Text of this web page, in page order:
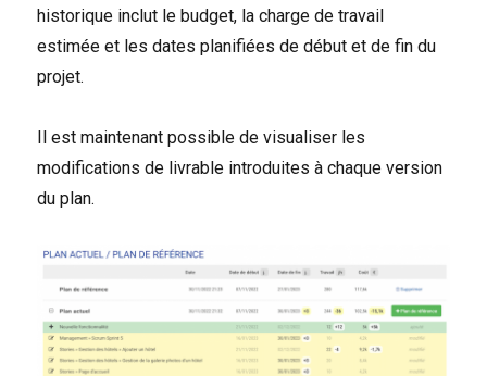
historique inclut le budget, la charge de travail
estimée et les dates planifiées de début et de fin du
projet.
Il est maintenant possible de visualiser les
modifications de livrable introduites à chaque version
du plan.